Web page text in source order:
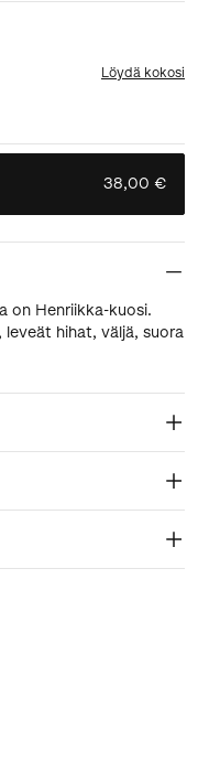
Löydä kokosi
38,00 €
on Henriikka-kuosi.
leveät hihat, väljä, suora